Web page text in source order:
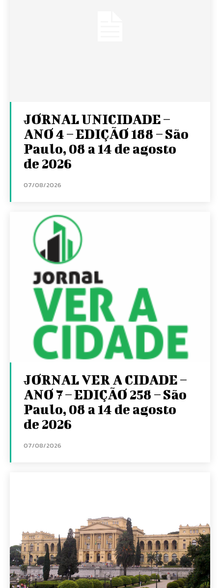
JORNAL UNICIDADE –
ANO 4 – EDIÇÃO 188 – São
Paulo, 08 a 14 de agosto
de 2026
07/08/2026
JORNAL VER A CIDADE –
ANO 7 – EDIÇÃO 258 – São
Paulo, 08 a 14 de agosto
de 2026
07/08/2026